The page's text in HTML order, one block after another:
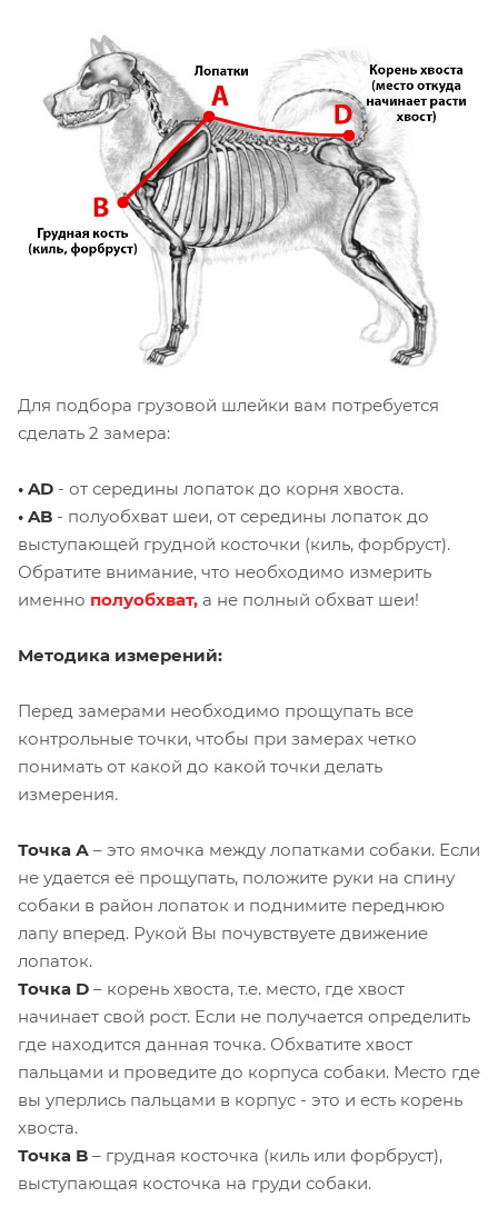
Для подбора грузовой шлейки вам потребуется
сделать 2 замера:
• AD - от середины лопаток до корня хвоста.
• AB - полуобхват шеи, от середины лопаток до
выступающей грудной косточки (киль, форбруст).
Обратите внимание, что необходимо измерить
именно полуобхват, а не полный обхват шеи!
Методика измерений:
Перед замерами необходимо прощупать все
контрольные точки, чтобы при замерах четко
понимать от какой до какой точки делать
измерения.
Точка А – это ямочка между лопатками собаки. Если
не удается её прощупать, положите руки на спину
собаки в район лопаток и поднимите переднюю
лапу вперед. Рукой Вы почувствуете движение
лопаток.
Точка D – корень хвоста, т.е. место, где хвост
начинает свой рост. Если не получается определить
где находится данная точка. Обхватите хвост
пальцами и проведите до корпуса собаки. Место где
вы уперлись пальцами в корпус - это и есть корень
хвоста.
Точка B – грудная косточка (киль или форбруст),
выступающая косточка на груди собаки.